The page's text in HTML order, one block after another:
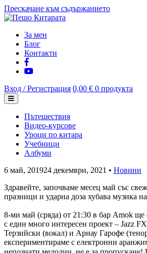
Прескачане към съдържанието
За мен
Блог
Контакти
Вход / Регистрация 0,00 € 0 продукта
Пътешествия
Видео-курсове
Уроци по китара
Учебници
Албуми
6 май, 201924 декември, 2021 • Новини
Здравейте, започваме месец май със
празници и ударна доза хубава музика
8-ми май (сряда) от 21:30 в бар Amok
с един много интересен проект – Jazz
Терзийски (вокал) и Арнау Гарофе
експериментираме с електронни